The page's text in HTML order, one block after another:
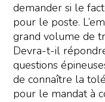
demander si le
pour le poste.
grand volume de
Devra-t-il
questions
de connaître la
pour le mandat à